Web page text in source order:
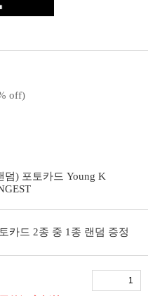
off)
덤) 포토카드 Young K
카드 2종 중 1종 랜덤 증정